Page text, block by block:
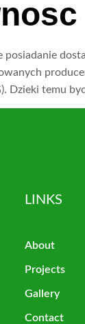
Dzieki temu
LINKS
About
Projects
Gallery
Contact